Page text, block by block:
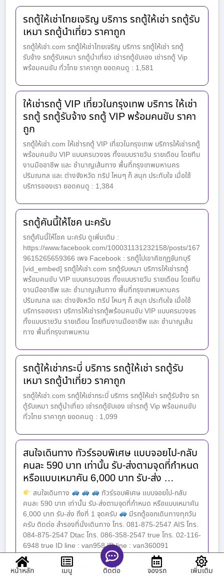
รถตู้ให้เช่าไทยเจริญ บริการ รถตู้ให้เช่า รถตู้รับ
เหมา รถตู้นำเที่ยว ราคาถูก
รถตู้ให้เช่า.com รถตู้ให้เช่าไทยเจริญ บริการ รถตู้ให้เช่า รถตู้
รับจ้าง รถตู้รับเหมา รถตู้นำเที่ยว เช่ารถตู้ขับเอง เช่ารถตู้ Vip
พร้อมคนขับ ทั่วไทย ราคาถูก ยอดคนดู : 1,581
ให้เช่ารถตู้ VIP เที่ยวในกรุงเทพ บริการ ให้เช่า
รถตู้ รถตู้รับจ้าง รถตู้ VIP พร้อมคนขับ ราคา
ถูก
รถตู้ให้เช่า.com ให้เช่ารถตู้ VIP เที่ยวในกรุงเทพ บริการให้เช่ารถตู้
พร้อมคนขับ VIP แบบครบวงจร ทั้งแบบรายวัน รายเดือน โดยทีม
งานมืออาชีพ และ ชำนาญเส้นทาง พื้นที่กรุงเทพมหานคร
ปริมณฑล และ ต่างจังหวัด ทริป ไหนๆ ก็ สนุก ประทับใจ เมื่อใช้
บริการของเรา ยอดคนดู : 1,384
รถตู้คันนี้ให้โชค นะครับ
รถตู้คันนี้ให้โชค นะครับ ดูเพิ่มเติม :
https://www.facebook.com/100031131232158/posts/167
9615265659366 เพจ Facebook : รถตู้ไปเขาคิชกุฏจันทบุรี
[vid_embed] รถตู้ให้เช่า.com รถตู้รับเหมา บริการให้เช่ารถตู้
พร้อมคนขับ VIP แบบครบวงจร ทั้งแบบรายวัน รายเดือน โดยทีม
งานมืออาชีพ และ ชำนาญเส้นทาง พื้นที่กรุงเทพมหานคร
ปริมณฑล และ ต่างจังหวัด ทริป ไหนๆ ก็ สนุก ประทับใจ เมื่อใช้
บริการของเรา บริการให้เช่ารถตู้พร้อมคนขับ VIP แบบครบวงจร
ทั้งแบบรายวัน รายเดือน โดยทีมงานมืออาชีพ และ ชำนาญเส้น
ทาง พื้นที่กรุงเทพมหาน
รถตู้ให้เช่ากระบี่ บริการ รถตู้ให้เช่า รถตู้รับ
เหมา รถตู้นำเที่ยว ราคาถูก
รถตู้ให้เช่า.com รถตู้ให้เช่ากระบี่ บริการ รถตู้ให้เช่า รถตู้รับจ้าง รถ
ตู้รับเหมา รถตู้นำเที่ยว เช่ารถตู้ขับเอง เช่ารถตู้ Vip พร้อมคนขับ
ทั่วไทย ราคาถูก ยอดคนดู : 1,099
สนใจเดินทาง ทัวร์รอบพิเศษ แบบจอยไป-กลับ
คนละ 590 บาท เท่านั้น รับ-ส่งตามจุดที่กำหนด
หรือแบบเหมาคัน 6,000 บาท รับ-ส่ง …
สนใจเดินทาง
ทัวร์รอบพิเศษ แบบจอยไป-กลับ
คนละ 590 บาท เท่านั้น รับ-ส่งตามจุดที่กำหนด หรือแบบเหมาคัน
6,000 บาท รับ-ส่ง ถึงที่ 1 จุดครับ
มีรถตู้ออกเดินทางทุกวัน
ครับ ติดต่อ สำรองที่นั่งเดินทาง โทร. 081-875-2547 AIS โทร.
084-875-2547 Dtac โทร. 086-358-2547 true โทร. 02-116-
6948 true ID line : van958 ID line : van360091
Facebook : เฉลิมศิลป์ บุญประสิทธิ์ Facebook เพจ : รถตู้ไป
เขาคิชฌกูฏ 2563
ตารางเวลาเดินทางไปเขาคิชฌกูฏ 2 รอบ
หน้าหลัก เมนู ติดต่อ จองรถ เพิ่มเติม